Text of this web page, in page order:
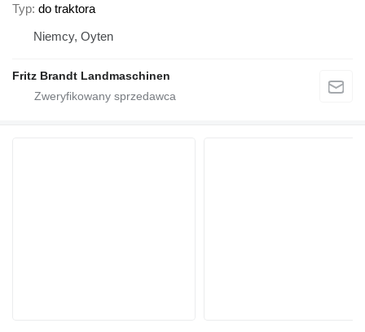
Typ do traktora
Niemcy, Oyten
Fritz Brandt Landmaschinen